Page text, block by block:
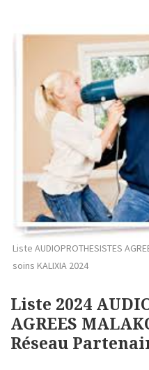
Liste AUDIOPROTHESISTES
soins KALIXIA 2024
Liste 2024
AGREES
Réseau